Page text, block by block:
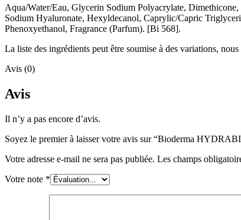
Aqua/Water/Eau, Glycerin Sodium Polyacrylate,
Sodium Hyaluronate, Hexyldecanol, Caprylic/Capric
Phenoxyethanol, Fragrance (Parfum). [Bi 568].
La liste des ingrédients peut être soumise à des variations,
Avis (0)
Avis
Il n’y a pas encore d’avis.
Soyez le premier à laisser votre avis sur “Bioderma
Votre adresse e-mail ne sera pas publiée. Les champs
Votre note *